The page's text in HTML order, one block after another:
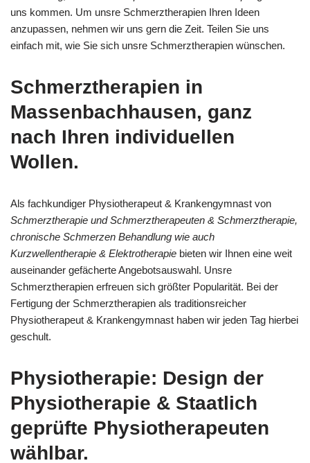
uns kommen. Um unsre Schmerztherapien Ihren Ideen
anzupassen, nehmen wir uns gern die Zeit. Teilen Sie uns
einfach mit, wie Sie sich unsre Schmerztherapien wünschen.
Schmerztherapien in
Massenbachhausen, ganz
nach Ihren individuellen
Wollen.
Als fachkundiger Physiotherapeut & Krankengymnast von
Schmerztherapie und Schmerztherapeuten & Schmerztherapie,
chronische Schmerzen Behandlung wie auch
Kurzwellentherapie & Elektrotherapie bieten wir Ihnen eine weit
auseinander gefächerte Angebotsauswahl. Unsre
Schmerztherapien erfreuen sich größter Popularität. Bei der
Fertigung der Schmerztherapien als traditionsreicher
Physiotherapeut & Krankengymnast haben wir jeden Tag hierbei
geschult.
Physiotherapie: Design der
Physiotherapie & Staatlich
geprüfte Physiotherapeuten
wählbar.